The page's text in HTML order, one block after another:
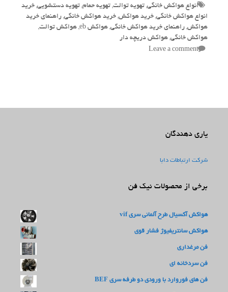
Tags
انواع هواکش خانگی, تهویه توالت, تهویه حمام, تهویه دستشویی, خرید
انواع هواکش خانگی, خرید هواکش, خرید هواکش خانگی, راهنمای خرید
هواکش, راهنمای خرید هواکش خانگی, هواکش eb , هواکش توالت,
هواکش خانگی, هواکش دریچه دار
Leave a comment
یاری دهندگان
شرکت ارتباطات دابا
برخی از محصولات نیک فن
هواکش آکسیال طرح آلمانی سری vif
هواکش سانتریفیوژ فشار قوی
فن مرغداری
فن سردخانه ای
فن های فوروارد با ورودی دو طرفه سری BEF